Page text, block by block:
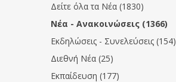
Δείτε όλα τα Νέα (1830)
Νέα - Ανακοινώσεις (1366)
Εκδηλώσεις - Συνελεύσεις (154)
Διεθνή Νέα (25)
Εκπαίδευση (177)